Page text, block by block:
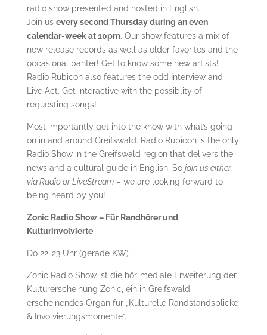
radio show presented and hosted in English.
Join us every second Thursday during an even
calendar-week at 10pm. Our show features a mix of
new release records as well as older favorites and the
occasional banter! Get to know some new artists!
Radio Rubicon also features the odd Interview and
Live Act. Get interactive with the possiblity of
requesting songs!
Most importantly get into the know with what’s going
on in and around Greifswald. Radio Rubicon is the only
Radio Show in the Greifswald region that delivers the
news and a cultural guide in English. So join us either
via Radio or LiveStream– we are looking forward to
being heard by you!
Zonic Radio Show – Für Randhörer und
Kulturinvolvierte
Do 22-23 Uhr (gerade KW)
Zonic Radio Show ist die hör-mediale Erweiterung der
Kulturerscheinung Zonic, ein in Greifswald
erscheinendes Organ für „Kulturelle Randstandsblicke
& Involvierungsmomente“.